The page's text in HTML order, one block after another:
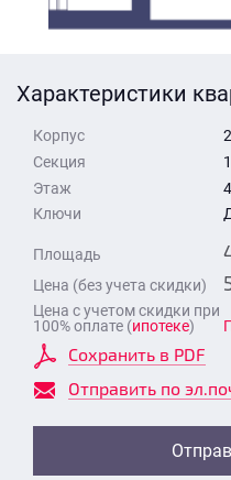
Характеристики
Корпус
Секция
Этаж
Ключи
Площадь
Цена (без учета скидки)
Цена с учетом скидки при
100% оплате (ипотеке)
Сохранить в PDF
Отправить по